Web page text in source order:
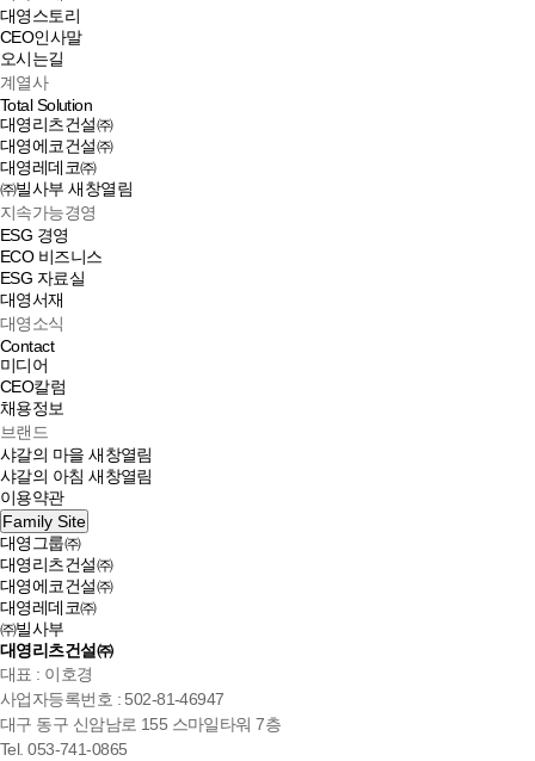
대영스토리
CEO인사말
오시는길
계열사
Total Solution
대영리츠건설㈜
대영에코건설㈜
대영레데코㈜
㈜빌사부새창열림
지속가능경영
ESG 경영
ECO 비즈니스
ESG 자료실
대영서재
대영소식
Contact
미디어
CEO칼럼
채용정보
브랜드
샤갈의 마을새창열림
샤갈의 아침새창열림
이용약관
Family Site
대영그룹㈜
대영리츠건설㈜
대영에코건설㈜
대영레데코㈜
㈜빌사부
대영리츠건설㈜
대표 : 이호경
사업자등록번호 : 502-81-46947
대구 동구 신암남로 155 스마일타워 7층
Tel. 053-741-0865